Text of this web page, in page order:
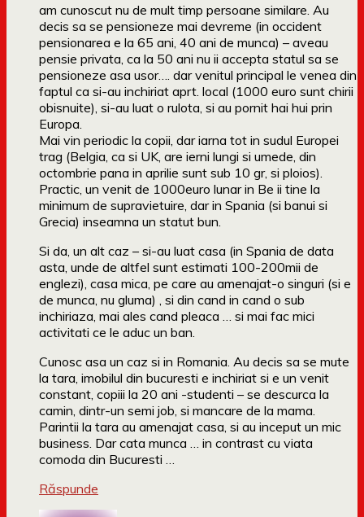
am cunoscut nu de mult timp persoane similare. Au
decis sa se pensioneze mai devreme (in occident
pensionarea e la 65 ani, 40 ani de munca) – aveau
pensie privata, ca la 50 ani nu ii accepta statul sa se
pensioneze asa usor…. dar venitul principal le venea din
faptul ca si-au inchiriat aprt. local (1000 euro sunt chirii
obisnuite), si-au luat o rulota, si au pornit hai hui prin
Europa.
Mai vin periodic la copii, dar iarna tot in sudul Europei
trag (Belgia, ca si UK, are ierni lungi si umede, din
octombrie pana in aprilie sunt sub 10 gr, si ploios).
Practic, un venit de 1000euro lunar in Be ii tine la
minimum de supravietuire, dar in Spania (si banui si
Grecia) inseamna un statut bun.
Si da, un alt caz – si-au luat casa (in Spania de data
asta, unde de altfel sunt estimati 100-200mii de
englezi), casa mica, pe care au amenajat-o singuri (si e
de munca, nu gluma) , si din cand in cand o sub
inchiriaza, mai ales cand pleaca … si mai fac mici
activitati ce le aduc un ban.
Cunosc asa un caz si in Romania. Au decis sa se mute
la tara, imobilul din bucuresti e inchiriat si e un venit
constant, copiii la 20 ani -studenti – se descurca la
camin, dintr-un semi job, si mancare de la mama.
Parintii la tara au amenajat casa, si au inceput un mic
business. Dar cata munca … in contrast cu viata
comoda din Bucuresti …
Răspunde